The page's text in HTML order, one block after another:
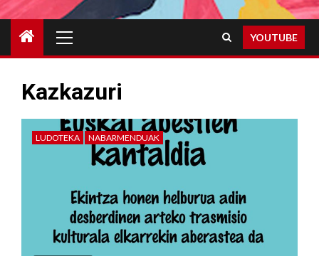
Menu
YOUTUBE
Kazkazuri
LUDOTEKA NABARMENDUAK